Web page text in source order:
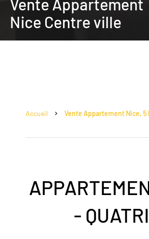
Vente Appartement
Nice Centre ville
Accueil Vente Appartement Nice, 5
-